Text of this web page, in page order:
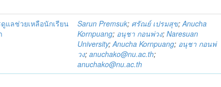
แลช่วยเหลือนักเรียน
Sarun Premsuk; ศรัณย์ เปรมสุข;Anucha
Kornpuang; อนุชา กอนพ่วง;Naresuan
University;Anucha Kornpuang; อนุชา กอนพ่
วง;anuchako@nu.ac.th;
anuchako@nu.ac.th